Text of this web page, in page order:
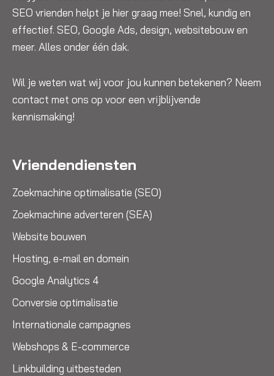
SEO vrienden helpt je hier graag mee! Snel, kundig en
effectief. SEO, Google Ads, design, websitebouw en
meer. Alles onder één dak.
Wil je weten wat wij voor jou kunnen betekenen? Neem
contact met ons op voor een vrijblijvende
kennismaking!
Vriendendiensten
Zoekmachine optimalisatie (SEO)
Zoekmachine adverteren (SEA)
Website bouwen
Hosting, e-mail en domein
Google Analytics 4
Conversie optimalisatie
Internationale campagnes
Webshops & E-commerce
Linkbuilding uitbesteden